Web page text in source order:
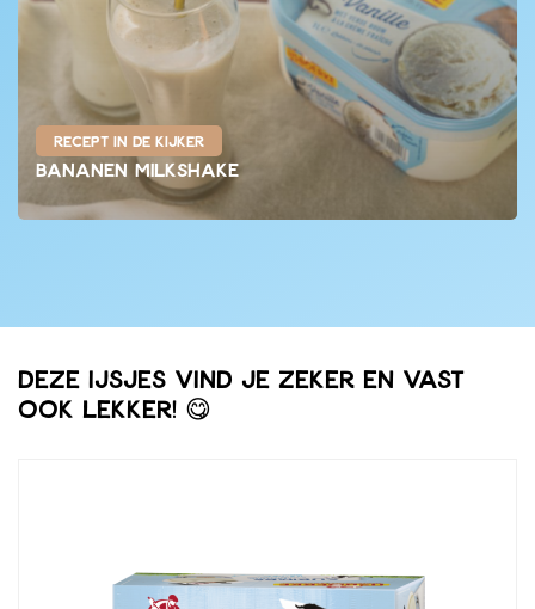
Recept in de kijker
Bananen Milkshake
Deze ijsjes vind je zeker en vast
ook lekker! 😋